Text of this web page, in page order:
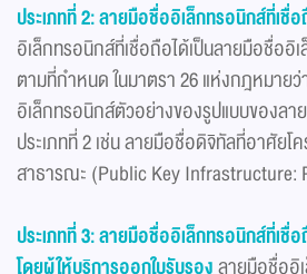
ประเภทที่ 2: ลายมือชื่ออิเล็กทรอนิกส์ที่เชื่
อิเล็กทรอนิกส์ที่เชื่อถือได้เป็นลายมือชื่อ
ตามที่กำหนด ในมาตรา 26 แห่งกฎหมาย
อิเล็กทรอนิกส์ตัวอย่างของรูปแบบของล
ประเภทที่ 2 เช่น ลายมือชื่อดิจิทัลที่อาศัย
สาธารณะ (Public Key Infrastructure:
ประเภทที่ 3: ลายมือชื่ออิเล็กทรอนิกส์ที่เชื่